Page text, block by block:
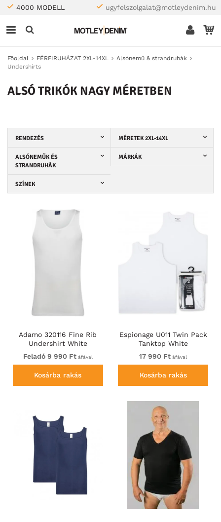
4000 MODELL ugyfelszolgalat@motleydenim.hu
Főoldal FÉRFIRUHÁZAT 2XL-14XL
Alsónemű & strandruhák
Undershirts
ALSÓ TRIKÓK NAGY MÉRETBEN
RENDEZÉS MÉRETEK 2XL-14XL
ALSÓNEMŰK ÉS
STRANDRUHÁK
MÁRKÁK
SZÍNEK
Adamo 320116 Fine Rib
Undershirt White
Feladó 9 990 Ftáfával
Kosárba rakás
Espionage U011 Twin Pack
Tanktop White
17 990 Ft áfával
Kosárba rakás